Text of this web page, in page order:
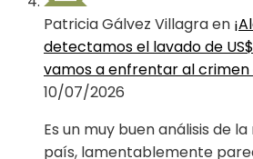
Patricia Gálvez Villagraen
detectamos el lavado de
vamos a enfrentar al crimen
10/07/2026
Es un muy buen análisis de
país, lamentablemente